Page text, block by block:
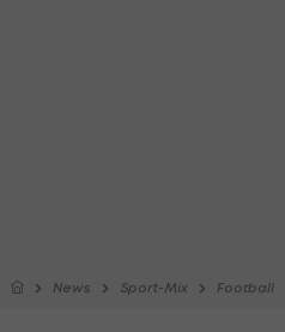
News Sport-Mix Football